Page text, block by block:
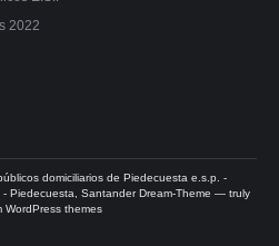
2022
domiciliarios de Piedecuesta e.s.p. -
Piedecuesta, Santander Dream-Theme — truly
WordPress themes